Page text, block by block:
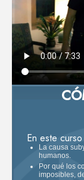
En este
La causa
humanos.
Por qué los
imposibles,